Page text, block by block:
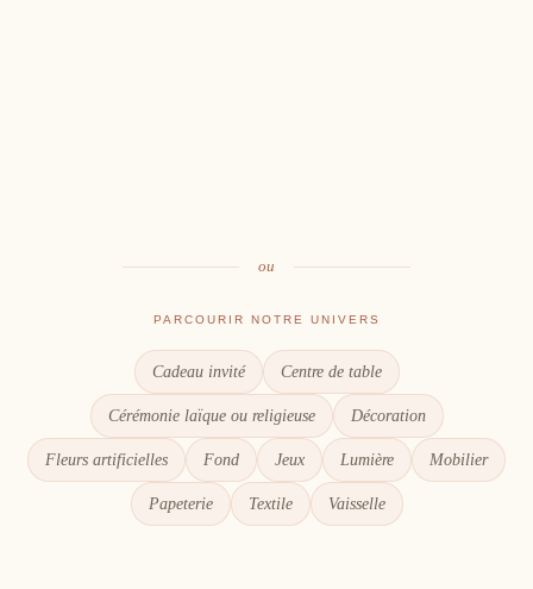
ou
PARCOURIR NOTRE UNIVERS
Cadeau invité Centre de table
Cérémonie laïque ou religieuse Décoration
Fleurs artificielles Fond Jeux Lumière Mobilier
Papeterie Textile Vaisselle